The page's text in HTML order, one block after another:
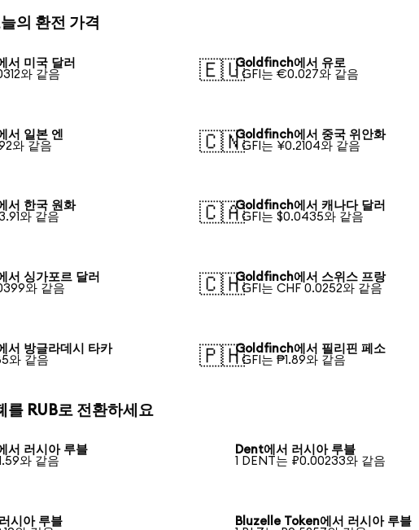
의 환전 가격
서 미국 달러
와 같음
🇪🇺Goldfinch에서 유로
1 GFI는 €0.027와 같음
서 일본 엔
와 같음
🇨🇳Goldfinch에서 중국 위안화
1 GFI는 ¥0.2104와 같음
서 한국 원화
와 같음
🇨🇦Goldfinch에서 캐나다 달러
1 GFI는 $0.0435와 같음
싱가포르 달러
와 같음
🇨🇭Goldfinch에서 스위스 프랑
1 GFI는 CHF 0.0252와 같음
서 방글라데시 타카
와 같음
🇵🇭Goldfinch에서 필리핀 페소
1 GFI는 ₱1.89와 같음
를 RUB로 전환하세요
서 러시아 루블
와 같음
Dent에서 러시아 루블
1 DENT는 ₽0.00233와 같음
시아 루블
Bluzelle Token에서 러시아 루블